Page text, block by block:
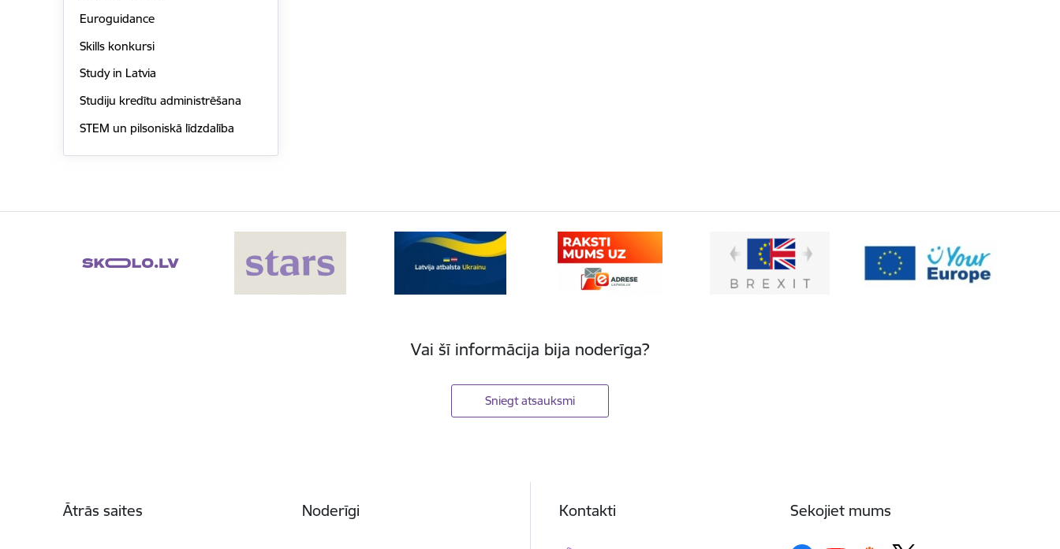
Euroguidance
Skills konkursi
Study in Latvia
Studiju kredītu administrēšana
STEM un pilsoniskā līdzdalība
Vai šī informācija bija noderīga?
Sniegt atsauksmi
Ātrās saites Noderīgi Kontakti Sekojiet mums